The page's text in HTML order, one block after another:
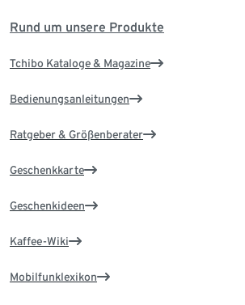
Rund um unsere Produkte
Tchibo Kataloge & Magazine
Bedienungsanleitungen
Ratgeber & Größenberater
Geschenkkarte
Geschenkideen
Kaffee-Wiki
Mobilfunklexikon